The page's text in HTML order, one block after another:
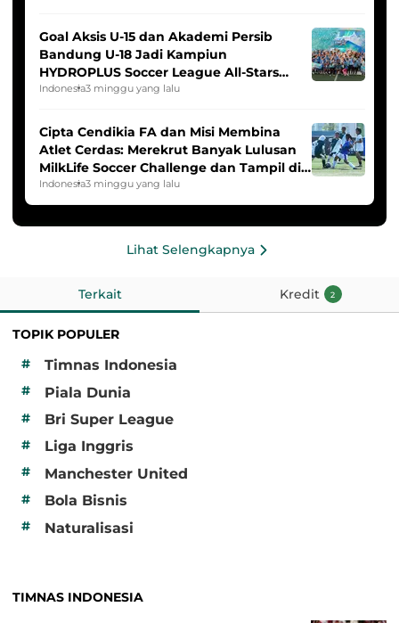
Goal Aksis U-15 dan Akademi Persib
Bandung U-18 Jadi Kampiun
HYDROPLUS Soccer League All-Stars
2025/2026
Indonesia3 minggu yang lalu
Cipta Cendikia FA dan Misi Membina
Atlet Cerdas: Merekrut Banyak Lulusan
MilkLife Soccer Challenge dan Tampil di
HYDROPLUS Soccer League
Indonesia3 minggu yang lalu
Lihat Selengkapnya
Terkait Kredit 2
TOPIK POPULER
#
Timnas Indonesia
# Piala Dunia
# Bri Super League
# Liga Inggris
# Manchester United
# Bola Bisnis
# Naturalisasi
TIMNAS INDONESIA